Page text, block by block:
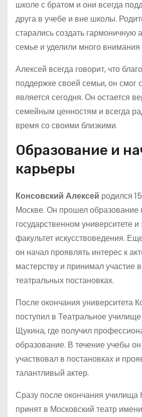
школе с братом и они всегда
друга в учебе и вне школы.
старались создать гармоничную
семье и уделили много внимания
Алексей всегда говорит, что
поддержке своей семьи, он смог
является сегодня. Он остается
семейным ценностям и всегда
время со своими близкими.
Образование и
карьеры
Консовский Алексей родился
Москве. Он прошел образование
государственном университете и
факультет искусствоведения.
он начал проявлять интерес к
мастерству и принимал участие
театральных постановках.
После окончания университета
поступил в Театральное
Щукина, где получил
образование. В течение учебы
участвовал в постановках и
талантливый актер.
Сразу после окончания училища
принят в Московский театр